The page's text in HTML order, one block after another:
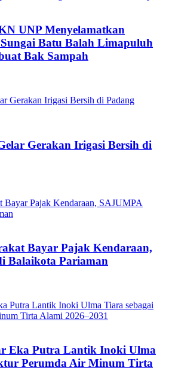
UNP Menyelamatkan
Batu Balah Limapuluh
Bak Sampah
Gerakan Irigasi Bersih di
Bayar Pajak Kendaraan,
Balaikota Pariaman
Eka Putra Lantik Inoki Ulma
Perumda Air Minum Tirta